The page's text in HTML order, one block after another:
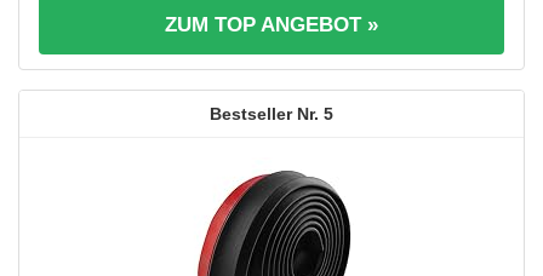
ZUM TOP ANGEBOT »
5